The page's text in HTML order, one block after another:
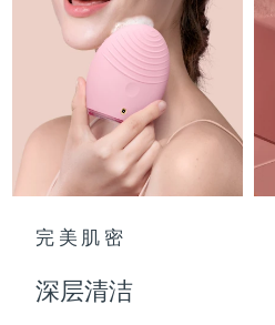
完美肌密
深层清洁
挪威
菲律宾
波兰
葡萄牙
波多黎各